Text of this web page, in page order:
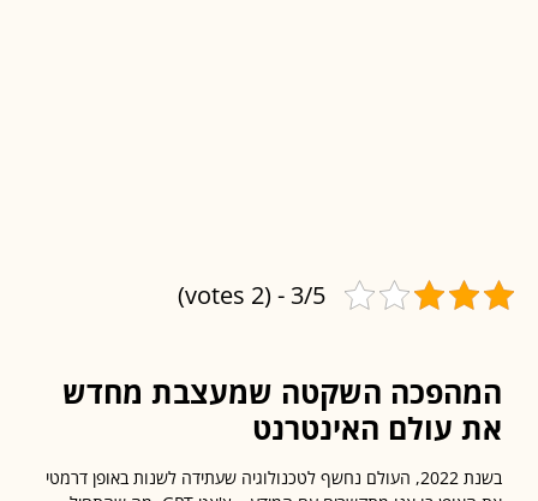
3/5 - (2 votes)
השקטה שמעצבת מחדש
עולם האינטרנט
בשנת 2022, העולם נחשף לטכנולוגיה שעתידה לשנות באופן דרמטי